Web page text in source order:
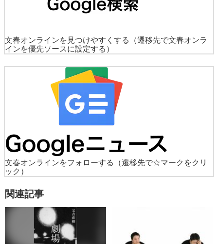
文春オンラインを見つけやすくする
（遷移先で文春オンラ
インを優先ソースに設定する）
文春オンラインをフォローする
（遷移先で☆マークをクリ
ック）
関連記事